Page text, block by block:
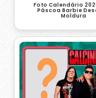
Foto Calendário
Páscoa Barbie
Moldura